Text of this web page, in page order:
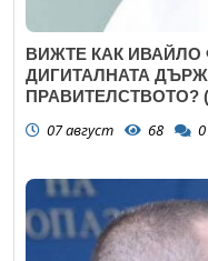
ВИЖТЕ КАК
ДИГИТАЛНАТА
ПРАВИТЕЛСТВОТО?
07 август 68 0